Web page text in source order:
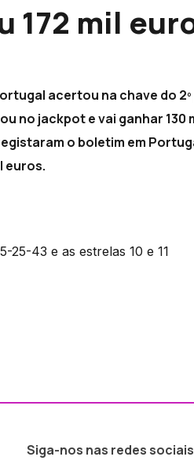
172 mil
acertou na chave do 2º
no jackpot e vai ganhar 130
o boletim em
euros.
25-43 e as estrelas 10 e 11
Siga-nos nas redes sociais